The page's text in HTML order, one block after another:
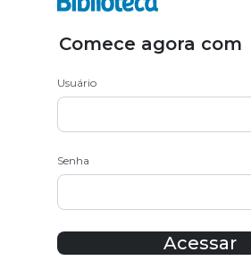
Comece agora com
Usuário
Senha
Acessar